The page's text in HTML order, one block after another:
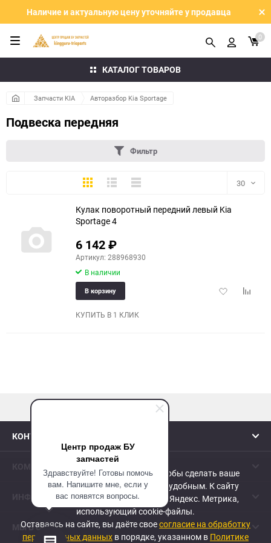
Центр продаж БУ
запчастей
Здравствуйте! Готовы помочь
вам. Напишите мне, если у
вас появятся вопросы.
Наличие и актуальную цену уточняйте у продавца
КАТАЛОГ ТОВАРОВ
0
Запчасти KIA Авторазбор Kia Sportage
Подвеска передняя
Фильтр
ПлиткаПодробноКомпактно 30
30
150
Кулак поворотный передний левый Kia
Sportage 4
6 142₽
Артикул: 288968930
В наличии
Добавить
В корзину
КУПИТЬ В 1 КЛИК
КОНТАКТЫ
ИНФОРМАЦИЯ
МЫ В СЕТИ
Сайт использует cookie-файлы, чтобы сделать ваше
пребывание на нем максимально удобным. К cайту
подключен сервис веб-аналитики Яндекс. Метрика,
использующий cookie-файлы.
Оставаясь на сайте, вы даёте своесогласие на обработку
персональных данных в порядке, указанном в Политике